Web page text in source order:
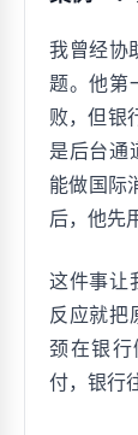
我曾经协
题。他第
败，但银
是后台通
能做国际
后，他先
这件事让
反应就把
颈在银
付，银行